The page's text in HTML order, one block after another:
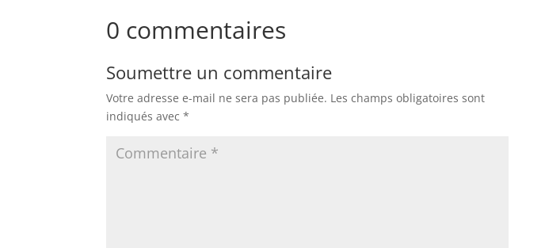
0 commentaires
Soumettre un commentaire
Votre adresse e-mail ne sera pas publiée. Les champs obligatoires sont
indiqués avec*